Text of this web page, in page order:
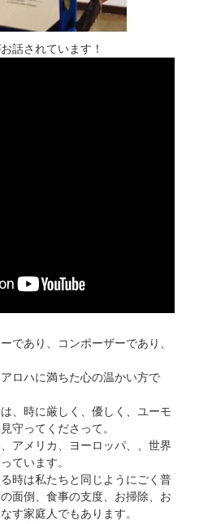
話されています！
であり、コンポーザーであり、
ロハに満ちた心の温かい方で
、時に厳しく、優しく、ユーモ
守ってくださって。
アメリカ、ヨーロッパ、、世界
ています。
時は私たちと同じようにごく普
面倒、食事の支度、お掃除、お
す家庭人でもあります。